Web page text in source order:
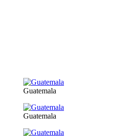
Guatemala
Guatemala